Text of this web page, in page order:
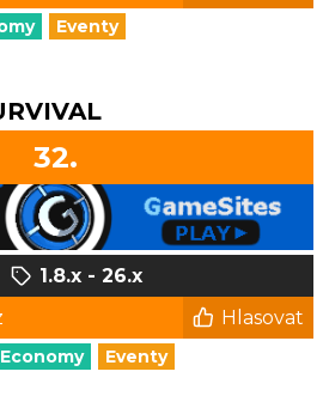
Eventy
32.
1.8.x - 26.x
Hlasovat
Economy Eventy